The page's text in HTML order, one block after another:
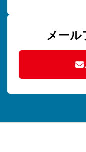
メール